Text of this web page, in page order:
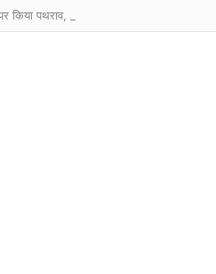
किया पथराव, बिहार के थाने में FIR दर्ज